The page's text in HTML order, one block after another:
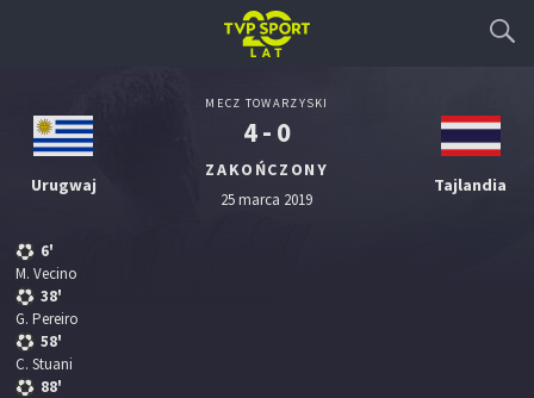
Urugwaj
6'
M. Vecino
38'
G. Pereiro
58'
C. Stuani
88'
MECZ TOWARZYSKI
4 - 0
ZAKOŃCZONY
25 marca 2019
Tajlandia